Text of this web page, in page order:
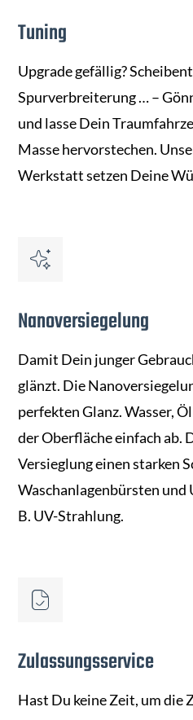
Tuning
Upgrade gefällig?
Spurverbreiterung … –
und lasse Dein
Masse hervorstechen.
Werkstatt setzen Deine
Nanoversiegelung
Damit Dein junger
glänzt. Die
perfekten Glanz. Wasser,
der Oberfläche einfach ab.
Versieglung einen starken
Waschanlagenbürsten
B. UV-Strahlung.
Zulassungsservice
Hast Du keine Zeit, um die